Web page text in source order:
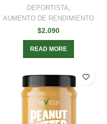
DEPORTISTA,
AUMENTO DE RENDIMIENTO
$2.090
READ MORE